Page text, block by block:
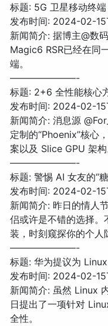
标题: 5G 卫星移动终
发布时间: 2024-02-
新闻简介: 据博主@数
Magic6 RSR已经在同
端。
———————-
标题: 2+6 全性能核心
发布时间: 2024-02-
新闻简介: 消息源
定制的“Phoenix”核心
案以及 Slice GPU 架构
———————-
标题: 警惕 AI 女友的“
发布时间: 2024-02-
新闻简介: 昨日的情人
侣或许是不错的选择。
装，时刻窥探你的个人
———————-
标题: 华为提议为
发布时间: 2024-02-
新闻简介: 虽然 Linux
日提出了一项针对
全性。